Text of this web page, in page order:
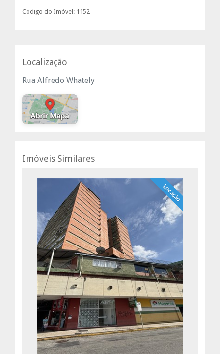
Código do Imóvel: 1152
Localização
Rua Alfredo Whately
Imóveis Similares
Locação